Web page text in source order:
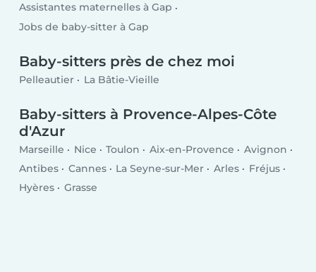
Assistantes maternelles à Gap
Jobs de baby-sitter à Gap
Baby-sitters près de chez moi
Pelleautier La Bâtie-Vieille
Baby-sitters à Provence-Alpes-Côte
d'Azur
Marseille Nice Toulon Aix-en-Provence
Avignon
Antibes
Cannes La Seyne-sur-Mer Arles
Fréjus
Hyères
Grasse